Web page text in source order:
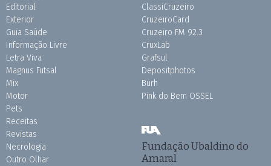
Editorial
Exterior
Guia Saúde
Informação Livre
Letra Viva
Magnus Futsal
Mix
Motor
Pets
Receitas
Revistas
Necrologia
Outro Olhar
ClassiCruzeiro
CruzeiroCard
Cruzeiro FM 92.3
CruxLab
Grafsul
Depositphotos
Burh
Pink do Bem OSSEL
Fundação Ubaldino do
Amaral